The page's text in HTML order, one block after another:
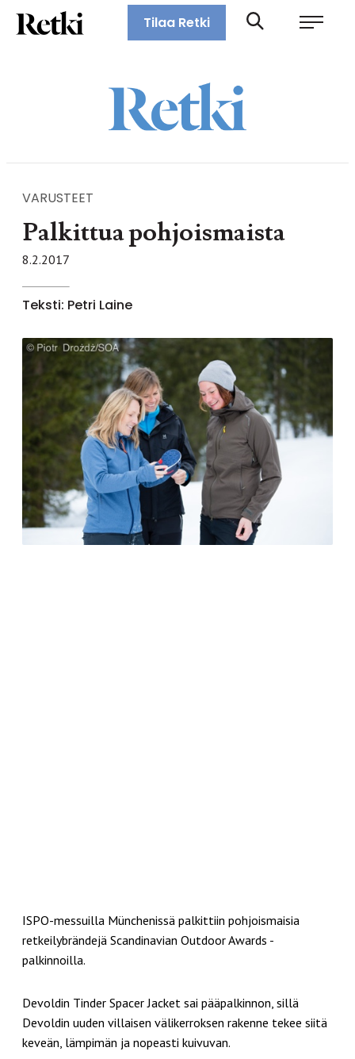
Siirry
suoraan
Retki-lehti
Tilaa Retki
VARUSTEET
Palkittua pohjoismaista
8.2.2017
Teksti: Petri Laine
ISPO-messuilla Münchenissä palkittiin pohjoismaisia
retkeilybrändejä Scandinavian Outdoor Awards -
palkinnoilla.
Devoldin Tinder Spacer Jacket sai pääpalkinnon, sillä
Devoldin uuden villaisen välikerroksen rakenne tekee siitä
keveän, lämpimän ja nopeasti kuivuvan.